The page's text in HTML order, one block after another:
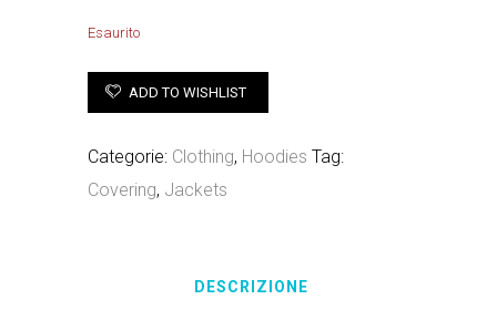
Esaurito
ADD TO WISHLIST
Categorie: Clothing, Hoodies Tag:
Covering, Jackets
DESCRIZIONE